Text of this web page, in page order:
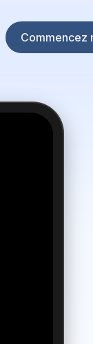
Commencez